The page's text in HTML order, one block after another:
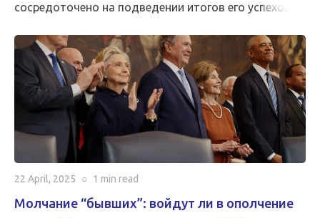
сосредоточено на подведении итогов его успехов и
мир…
22 April, 2025 ○ 1 min read
Молчание “бывших”: войдут ли в ополчение